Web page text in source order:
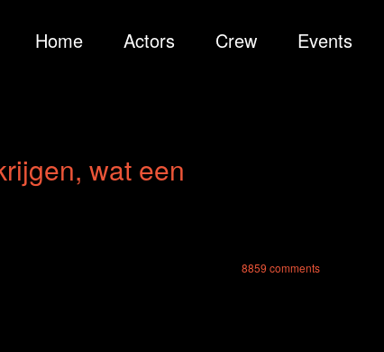
Home Actors Crew Events
wat een
8859 comments